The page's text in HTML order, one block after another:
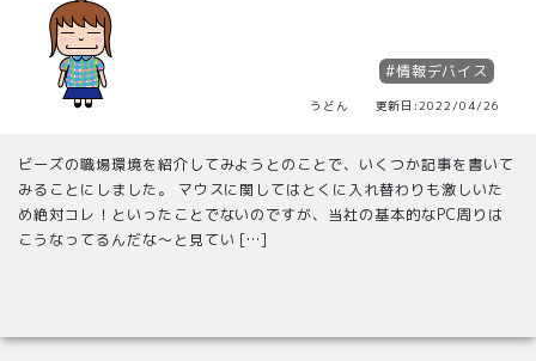
#情報デバイス
うどん 更新日:2022/04/26
ビーズの職場環境を紹介してみようとのことで、いくつか記事を書いて
みることにしました。 マウスに関してはとくに入れ替わりも激しいた
め絶対コレ！といったことでないのですが、当社の基本的なPC周りは
こうなってるんだな～と見てい […]